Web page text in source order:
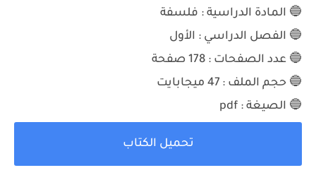
🔵 المادة الدراسية : فلسفة
🔵 الفصل الدراسي : الأول
🔵 عدد الصفحات : 178 صفحة
🔵 حجم الملف : 47 ميجابايت
🔵 الصيغة : pdf
تحميل الكتاب